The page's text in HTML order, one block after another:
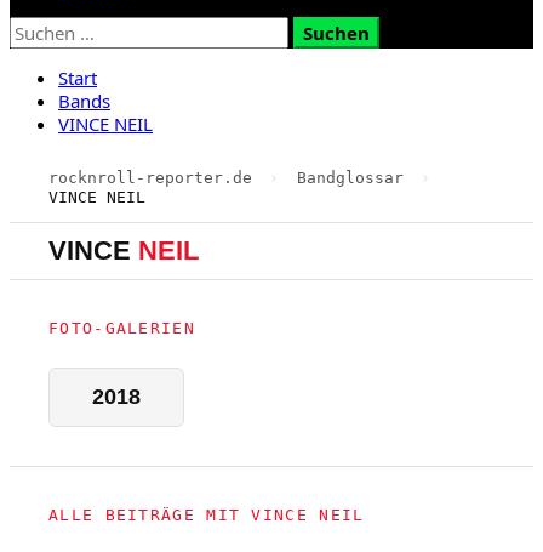
Suchen
nach:
Start
Bands
VINCE NEIL
rocknroll-reporter.de › Bandglossar
›
VINCE NEIL
VINCE NEIL
FOTO-GALERIEN
2018
ALLE BEITRÄGE MIT VINCE NEIL